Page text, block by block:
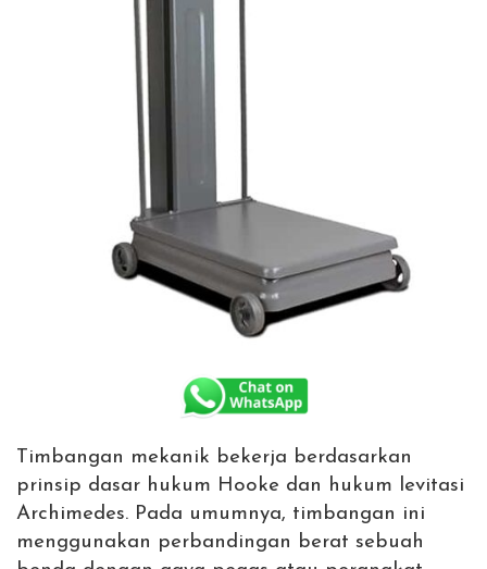
Timbangan mekanik bekerja berdasarkan
prinsip dasar hukum Hooke dan hukum levitasi
Archimedes. Pada umumnya, timbangan ini
menggunakan perbandingan berat sebuah